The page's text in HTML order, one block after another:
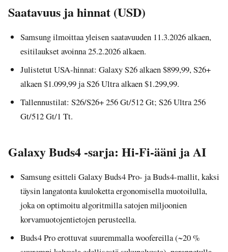
Saatavuus ja hinnat (USD)
Samsung ilmoittaa yleisen saatavuuden 11.3.2026 alkaen,
esitilaukset avoinna 25.2.2026 alkaen.
Julistetut USA-hinnat: Galaxy S26 alkaen $899,99, S26+
alkaen $1.099,99 ja S26 Ultra alkaen $1.299,99.
Tallennustilat: S26/S26+ 256 Gt/512 Gt; S26 Ultra 256
Gt/512 Gt/1 Tt.
Galaxy Buds4 -sarja: Hi-Fi-ääni ja AI
Samsung esitteli Galaxy Buds4 Pro- ja Buds4-mallit, kaksi
täysin langatonta kuuloketta ergonomisella muotoilulla,
joka on optimoitu algoritmilla satojen miljoonien
korvamuotojentietojen perusteella.
Buds4 Pro erottuvat suuremmalla woofereilla (~20 %